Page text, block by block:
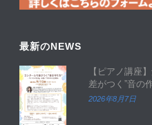
最新のNEWS
【ピアノ講座
差がつく”音の
2026年8月7日